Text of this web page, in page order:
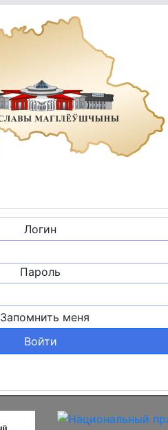
Логин
Пароль
Запомнить меня
Войти